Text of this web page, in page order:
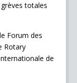
totales
Forum des
Rotary
de